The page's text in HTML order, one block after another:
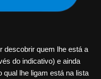
descobrir quem lhe está a
do indicativo) e ainda
qual lhe ligam está na lista